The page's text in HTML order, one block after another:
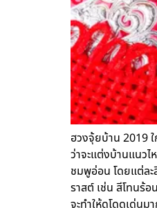
ฮวงจุ้ยบ้าน 2019
ว่าจะแต่งบ้านแนว
ชมพูอ่อน โดยแต่ละ
ราสต์ เช่น สีโทนร้
จะทำให้ดูโดดเด่น